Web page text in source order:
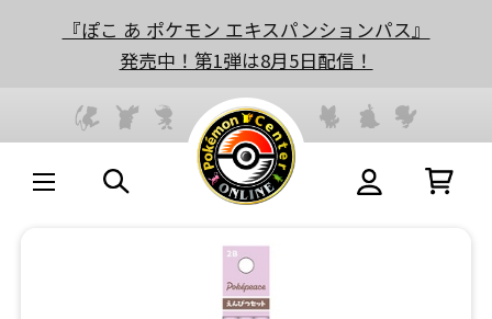
『ぽこ あ ポケモン エキスパンションパス』
発売中！第1弾は8月5日配信！